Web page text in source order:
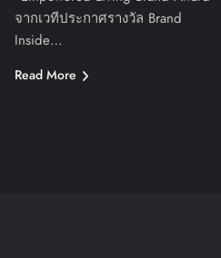
จากเวทีประกาศรางวัล Brand
Inside…
Read More